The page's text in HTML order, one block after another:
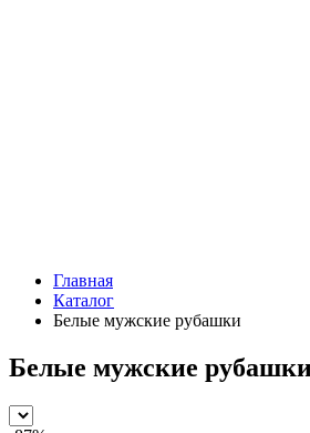
Главная
Каталог
Белые мужские рубашки
Белые мужские